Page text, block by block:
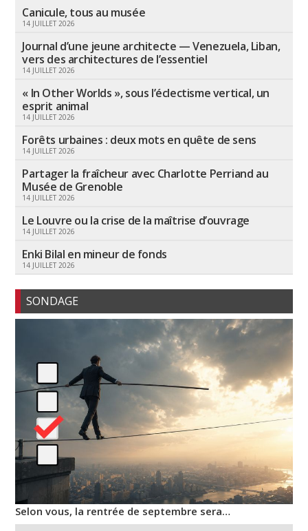
Canicule, tous au musée
14 JUILLET 2026
Journal d’une jeune architecte — Venezuela, Liban,
vers des architectures de l’essentiel
14 JUILLET 2026
« In Other Worlds », sous l’éclectisme vertical, un
esprit animal
14 JUILLET 2026
Forêts urbaines : deux mots en quête de sens
14 JUILLET 2026
Partager la fraîcheur avec Charlotte Perriand au
Musée de Grenoble
14 JUILLET 2026
Le Louvre ou la crise de la maîtrise d’ouvrage
14 JUILLET 2026
Enki Bilal en mineur de fonds
14 JUILLET 2026
SONDAGE
Selon vous, la rentrée de septembre sera…